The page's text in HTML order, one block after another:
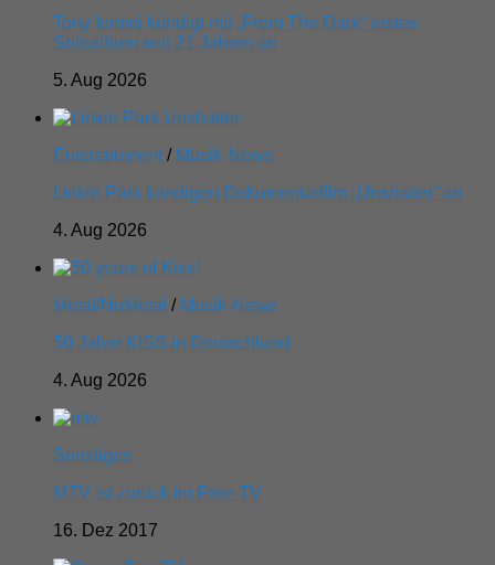
Tony Iommi kündigt mit „From The Dark“ erstes
Soloalbum seit 21 Jahren an
5. Aug 2026
Entertainment / Musik-News
Linkin Park kündigen Dokumentarfilm „Unshatter“ an
4. Aug 2026
Metal/NuMetal / Musik-News
50 Jahre KISS in Deutschland
4. Aug 2026
Sonstiges
MTV ist zurück im Free-TV
16. Dez 2017